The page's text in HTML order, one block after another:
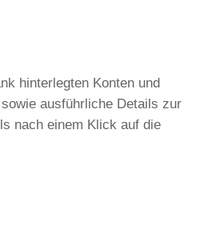
hinterlegten Konten und
ausführliche Details zur
nach einem Klick auf die